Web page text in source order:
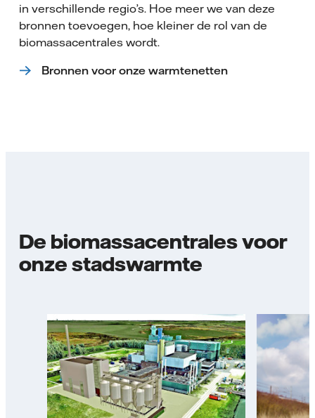
in verschillende regio’s. Hoe meer we van deze
bronnen toevoegen, hoe kleiner de rol van de
biomassacentrales wordt.
Bronnen voor onze warmtenetten
De biomassacentrales voor
onze stadswarmte